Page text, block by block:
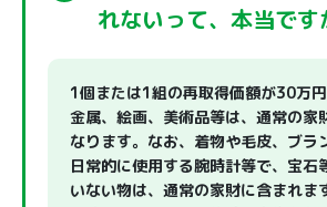
れないって、本当です
1個または1組の再取得価額が30万
金属、絵画、美術品等は、通常の家
なります。なお、着物や毛皮、ブラ
日常的に使用する腕時計等で、宝石
いない物は、通常の家財に含まれま